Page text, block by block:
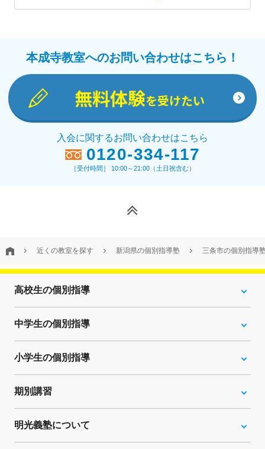
本成寺教室へのお問い合わせはこちら！
無料体験を受けたい
入会に関するお問い合わせはこちら
0120-334-117
［受付時間］ 10:00～21:00（土日祝含む）
近くの教室を探す 新潟県の個別指導塾 三条市の個別指導
高校生の個別指導
中学生の個別指導
小学生の個別指導
期別講習
明光義塾について